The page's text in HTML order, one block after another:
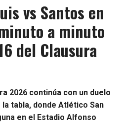
vs Santos en
a minuto
del Clausura
2026 continúa con un duelo
tabla, donde Atlético San
en el Estadio Alfonso